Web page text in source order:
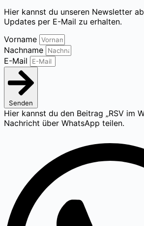
Hier kannst du unseren Newsletter
Updates per E-Mail zu erhalten.
Vorname
Nachname
E-Mail
Senden
Hier kannst du den Beitrag „RSV im
Nachricht über WhatsApp teilen.